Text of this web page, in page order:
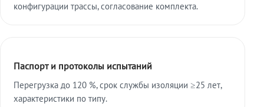
конфигурации трассы, согласование комплекта.
Паспорт и протоколы испытаний
Перегрузка до 120 %, срок службы изоляции ≥25 лет,
характеристики по типу.